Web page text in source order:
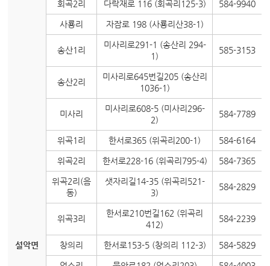
설악면
회곡2리 다락재로 116 (회곡리125-3) 584-9940
사룡리 자잠로 198 (사룡리산38-1)
송산1리
미사리로291-1 (송산리 294-
1)
585-3153
송산2리
미사리로645번길205 (송산리
1036-1)
미사리
미사리로608-5 (미사리296-
2)
584-7789
위곡1리 한서로365 (위곡리200-1) 584-6164
위곡2리 한서로228-16 (위곡리795-4) 584-7365
위곡2리(음
동)
샛자리길14-35 (위곡리521-
3)
584-2829
위곡3리
한서로210번길162 (위곡리
412)
584-2239
창의리 한서로153-5 (창의리 112-3) 584-5829